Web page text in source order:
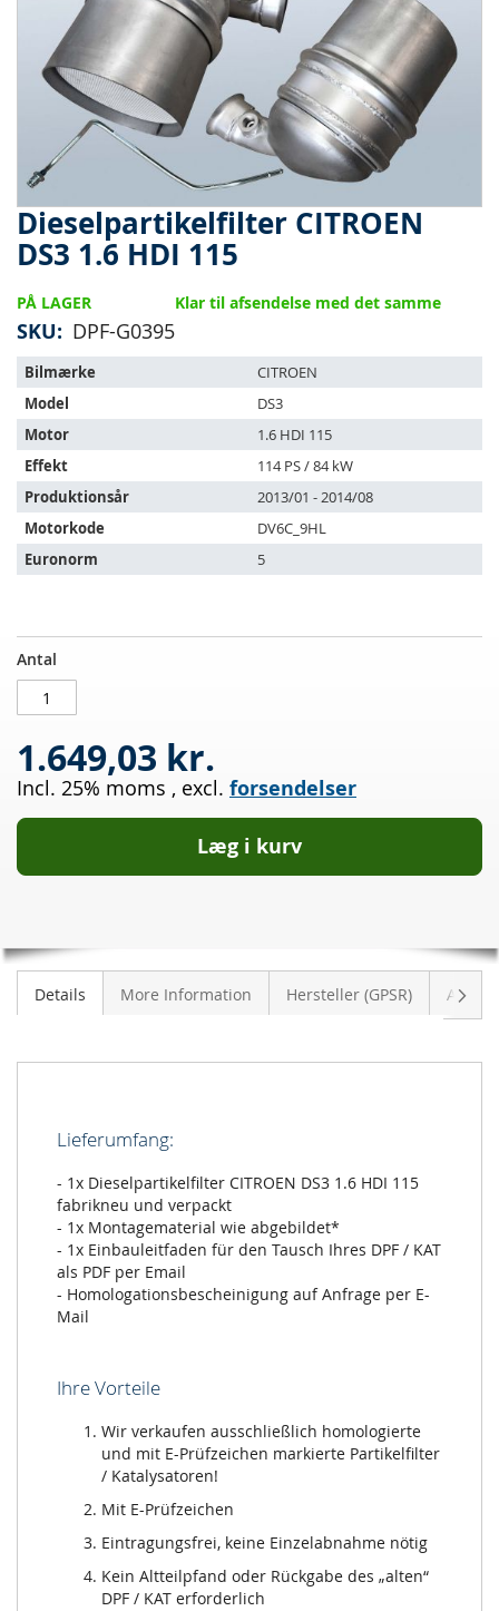
Dieselpartikelfilter CITROEN
DS3 1.6 HDI 115
PÅ LAGER
SKU DPF-G0395
Klar til afsendelse med det samme
Varen
passer
til
følgende
køretøjer:
Bilmærke
CITROEN
Model
DS3
Motor
1.6 HDI 115
Effekt
114 PS / 84 kW
Produktionsår
2013/01 - 2014/08
Motorkode
DV6C_9HL
Euronorm
5
Dieselpartikelfilter
CITROEN
DS3
HDI
115
PÅ
LAGER
Antal
1.649,03 kr.
Incl. 25% moms , excl. forsendelser
Læg i kurv
Gå
til
starten
billedgalleriet
Details More Information Hersteller (GPSR)
Lieferumfang:
- 1x Dieselpartikelfilter CITROEN DS3 1.6 HDI 115
fabrikneu und verpackt
- 1x Montagematerial wie abgebildet*
- 1x Einbauleitfaden für den Tausch Ihres DPF / KAT
als PDF per Email
- Homologationsbescheinigung auf Anfrage per E-
Mail
Ihre Vorteile
Wir verkaufen ausschließlich homologierte
und mit E-Prüfzeichen markierte Partikelfilter
/ Katalysatoren!
Mit E-Prüfzeichen
Eintragungsfrei, keine Einzelabnahme nötig
Kein Altteilpfand oder Rückgabe des „alten“
DPF / KAT erforderlich